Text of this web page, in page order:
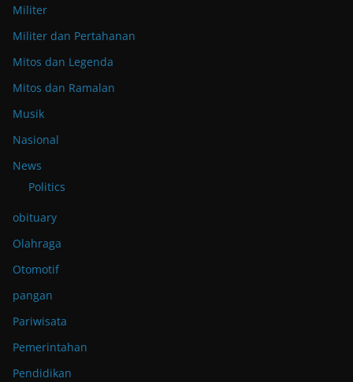
Militer
Militer dan Pertahanan
Mitos dan Legenda
Mitos dan Ramalan
Musik
Nasional
News
Politics
obituary
Olahraga
Otomotif
pangan
Pariwisata
Pemerintahan
Pendidikan